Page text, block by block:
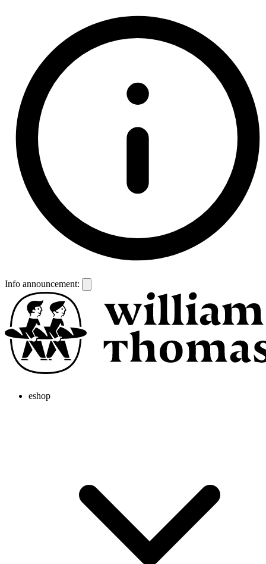
Info announcement:
eshop